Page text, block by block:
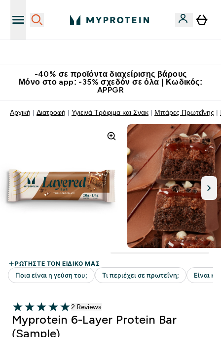
-40% σε προϊόντα διαχείρισης βάρους
Μόνο στο app: -35% σχεδόν σε όλα | Κωδικός:
APPGR
Αρχική Διατροφή Υγιεινά Τρόφιμα και Σνακ Μπάρες Πρωτεΐνης
5 out of 5 stars
2 customer reviews
2 Reviews
Myprotein 6-Layer Protein Bar
(Sample)